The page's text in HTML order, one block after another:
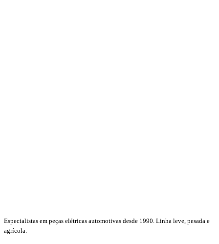
Especialistas em peças elétricas automotivas desde 1990. Linha leve, pesada e
agrícola.